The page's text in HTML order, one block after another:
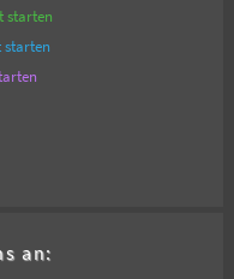
starten
starten
an: